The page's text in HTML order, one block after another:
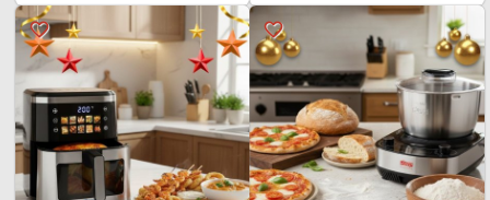
favorite_border
favorite_border